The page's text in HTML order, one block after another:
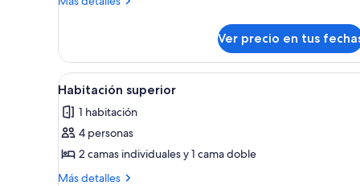
superior
Ver precio en tus
Ver
todas
las
fotos
de
Habitación
Un dormitorio moderno con
7
Habitación superior
1 habitación
4 personas
2 camas individuales y 1 cama doble
Más detalles
Más